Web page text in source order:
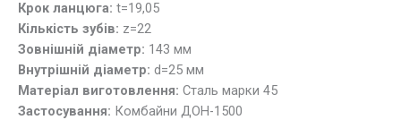
кількість
Крок ланцюга: t=19,05
Кількість зубів: z=22
Зовнішній діаметр: 143 мм
Внутрішній діаметр: d=25 мм
Матеріал виготовлення: Сталь марки 45
Застосування: Комбайни ДОН-1500